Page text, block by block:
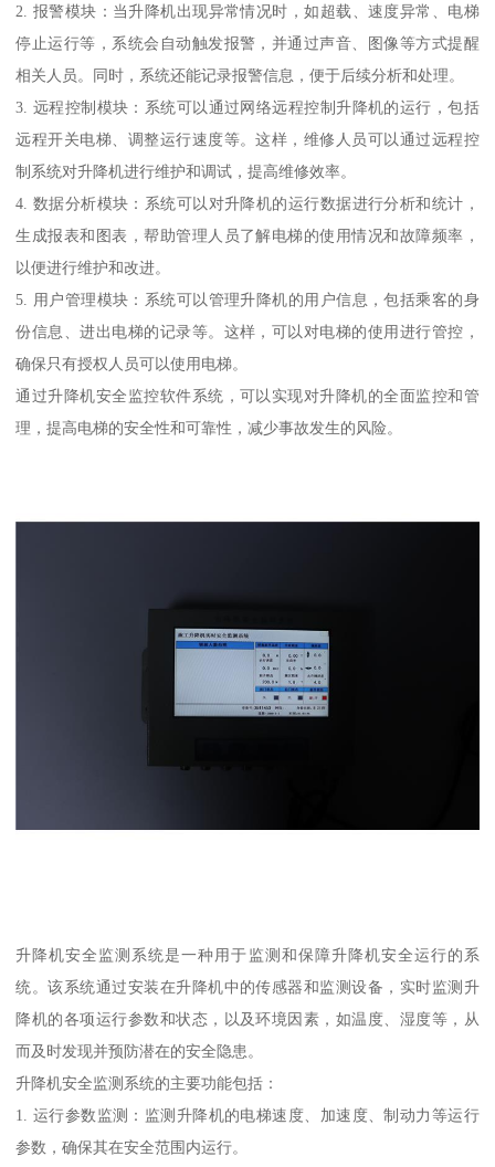
2. 报警模块：当升降机出现异常情况时，如超载、速度异常、电梯
停止运行等，系统会自动触发报警，并通过声音、图像等方式提醒
相关人员。同时，系统还能记录报警信息，便于后续分析和处理。
3. 远程控制模块：系统可以通过网络远程控制升降机的运行，包括
远程开关电梯、调整运行速度等。这样，维修人员可以通过远程控
制系统对升降机进行维护和调试，提高维修效率。
4. 数据分析模块：系统可以对升降机的运行数据进行分析和统计，
生成报表和图表，帮助管理人员了解电梯的使用情况和故障频率，
以便进行维护和改进。
5. 用户管理模块：系统可以管理升降机的用户信息，包括乘客的身
份信息、进出电梯的记录等。这样，可以对电梯的使用进行管控，
确保只有授权人员可以使用电梯。
通过升降机安全监控软件系统，可以实现对升降机的全面监控和管
理，提高电梯的安全性和可靠性，减少事故发生的风险。
升降机安全监测系统是一种用于监测和保障升降机安全运行的系
统。该系统通过安装在升降机中的传感器和监测设备，实时监测升
降机的各项运行参数和状态，以及环境因素，如温度、湿度等，从
而及时发现并预防潜在的安全隐患。
升降机安全监测系统的主要功能包括：
1. 运行参数监测：监测升降机的电梯速度、加速度、制动力等运行
参数，确保其在安全范围内运行。